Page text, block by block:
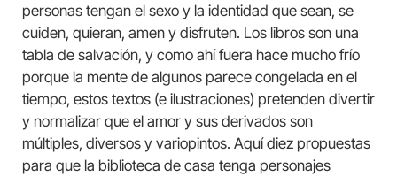
personas tengan el sexo y la identidad que sean, se
cuiden, quieran, amen y disfruten. Los libros son una
tabla de salvación, y como ahí fuera hace mucho frío
porque la mente de algunos parece congelada en el
tiempo, estos textos (e ilustraciones) pretenden divertir
y normalizar que el amor y sus derivados son
múltiples, diversos y variopintos. Aquí diez propuestas
para que la biblioteca de casa tenga personajes